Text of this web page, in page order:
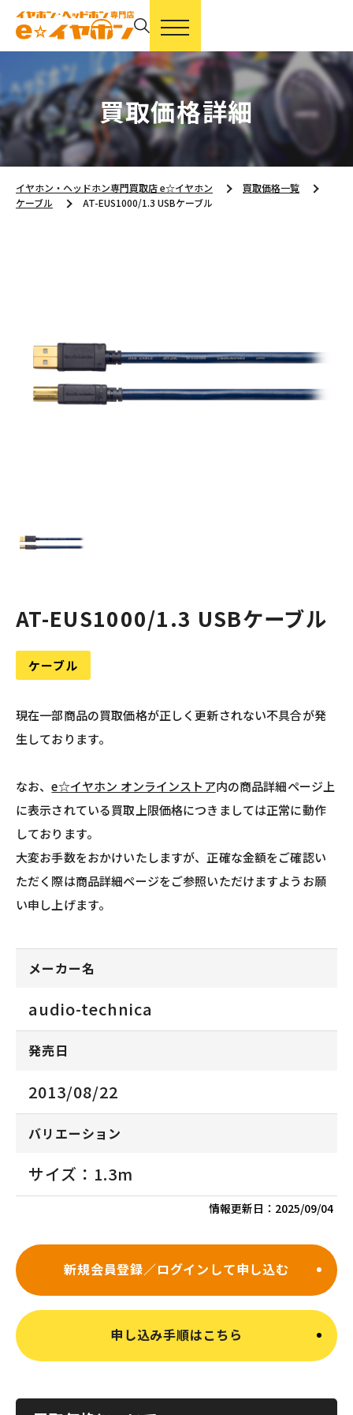
買取価格詳細
イヤホン・ヘッドホン専門買取店 e☆イヤホン
買取価格一覧
ケーブル
AT-EUS1000/1.3 USBケーブル
AT-EUS1000/1.3 USBケーブル
ケーブル
現在一部商品の買取価格が正しく更新されない不具合が発
生しております。
なお、e☆イヤホン オンラインストア内の商品詳細ページ上
に表示されている買取上限価格につきましては正常に動作
しております。
大変お手数をおかけいたしますが、正確な金額をご確認い
ただく際は商品詳細ページをご参照いただけますようお願
い申し上げます。
メーカー名
audio-technica
発売日
2013/08/22
バリエーション
サイズ：1.3m
情報更新日： 2025/09/04
新規会員登録／ログインして申し込む
申し込み手順はこちら